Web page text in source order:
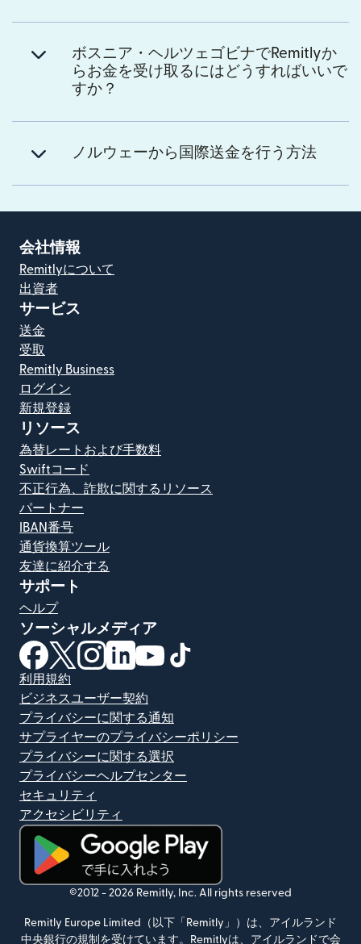
ボスニア・ヘルツェゴビナでRemitlyか
らお金を受け取るにはどうすればいいで
すか？
ノルウェーから国際送金を行う方法
会社情報
Remitlyについて
出資者
サービス
送金
受取
Remitly Business
ログイン
新規登録
リソース
為替レートおよび手数料
Swiftコード
不正行為、詐欺に関するリソース
パートナー
IBAN番号
通貨換算ツール
友達に紹介する
サポート
ヘルプ
ソーシャルメディア
（別ウィンドウで開きます）
（別ウィンドウで開きます）
（別ウィンドウで開きます）
（別ウィンドウで開きます）
（別ウィンドウで開きます）
利用規約
ビジネスユーザー契約
プライバシーに関する通知
サプライヤーのプライバシーポリシー
プライバシーに関する選択
プライバシーヘルプセンター
セキュリティ
アクセシビリティ
（別ウィンドウで開きます）
©2012 - 2026 Remitly, Inc. All rights reserved
Remitly Europe Limited（以下「Remitly」）は、アイルランド
中央銀行の規制を受けています。Remitlyは、アイルランドで会